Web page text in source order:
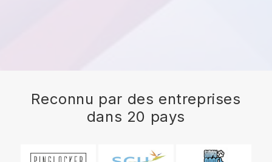
Reconnu par des entreprises
dans 20 pays